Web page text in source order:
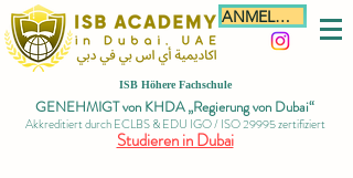
ANMELDEN
ISB Höhere Fachschule
GENEHMIGT von KHDA „Regierung von Dubai“
Akkreditiert durch ECLBS & EDU IGO / ISO 29995 zertifiziert
Studieren in Dubai